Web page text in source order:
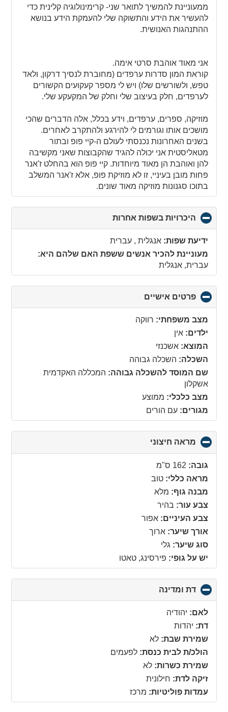
ממעוניינת להמשיך לתואר שני- קרימינולוגיה קלינית כדי
להעשיר את הידע והתשוקה שלי להעמקת הידע בנושא
ההתנהגות האנושית.
אני מאוד אוהבת סרטי אימה.
קוראת המון סדרות ערפדים (מחוברת לנסיך דרקון, ולאד
טפש, ולשורשים שלו) ויש לי מספר קעקועים הקשורים
לערפדים, חלק בעיצוב שלי וחלק של המקעקע שלי.
מוזיקה, ספרים, ערפדים, וידע בכלל, אלה הדברים שהכי
מושכים אותו וגורמים לי להירגע ולהתקרב לאחרים.
בשנים האחרונות נכנסתי לעולם ה-קיי פופ ובתור
מטאליסטית אני יכולה להגיד שהקבוצות שאני מקשיבה
להן ואוהבת הן מאוד מיוחדות. קיי פופ הוא בהחלט ז'אנר
פחות מובן בעיניי, זו לא מוזיקת פופ, אלא ז'אנר המשלב
בתוכו סגנונות מוזיקה מאוד שונים.
היכרויות בשפות אחרות
to
collapse
ידיעת שפות: אנגלית , עברית
מעוניינת להכיר אנשים ששפת האם שלהם היא:
עברית, אנגלית
פרטים אישיים
to
collapse
מצב משפחתי: רווקה
ילדים: אין
המוצא: אשכנזי
השכלה: השכלה גבוהה
שם המוסד להשכלה גבוהה: המכללה האקדמית
אשקלון
מצב כלכלי: ממוצע
מגורים: עם הורים
מראה חיצוני
to
גובה: 162 ס"מ
מראה כללי: טוב
מבנה גוף: מלא
צבע עור: בהיר
צבע העיניים: אפור
אורך שיער: ארוך
סוג שיער: גלי
יש על גופי: פירסינג, טאטו
דת ומדינה
to
לאם: יהודיה
דת: יהדות
שמירת שבת: לא
הולכ/ת לבית כנסת: לפעמים
שמירת כשרות: לא
זיקה לדת: חילונית
עמדות פוליטיות: מרכז